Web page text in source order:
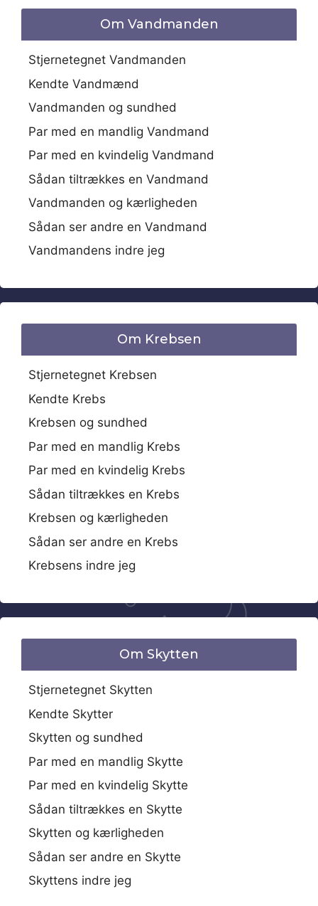
Om Vandmanden
Stjernetegnet Vandmanden
Kendte Vandmænd
Vandmanden og sundhed
Par med en mandlig Vandmand
Par med en kvindelig Vandmand
Sådan tiltrækkes en Vandmand
Vandmanden og kærligheden
Sådan ser andre en Vandmand
Vandmandens indre jeg
Om Krebsen
Stjernetegnet Krebsen
Kendte Krebs
Krebsen og sundhed
Par med en mandlig Krebs
Par med en kvindelig Krebs
Sådan tiltrækkes en Krebs
Krebsen og kærligheden
Sådan ser andre en Krebs
Krebsens indre jeg
Om Skytten
Stjernetegnet Skytten
Kendte Skytter
Skytten og sundhed
Par med en mandlig Skytte
Par med en kvindelig Skytte
Sådan tiltrækkes en Skytte
Skytten og kærligheden
Sådan ser andre en Skytte
Skyttens indre jeg